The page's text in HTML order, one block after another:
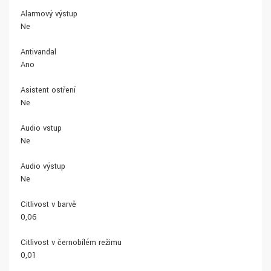
Alarmový výstup
Ne
Antivandal
Ano
Asistent ostření
Ne
Audio vstup
Ne
Audio výstup
Ne
Citlivost v barvě
0,06
Citlivost v černobílém režimu
0,01